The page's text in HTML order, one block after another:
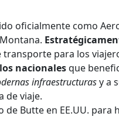
oficialmente como
para los
nacionalesque
infraestructurasy a
de viaje.
Butte en EE.UU. para